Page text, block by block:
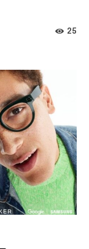
25